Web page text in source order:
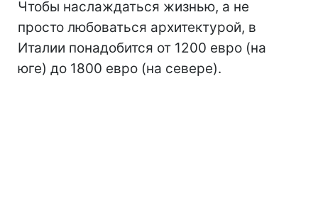
Чтобы наслаждаться жизнью, а не
просто любоваться архитектурой, в
Италии понадобится от 1200 евро (на
юге) до 1800 евро (на севере).